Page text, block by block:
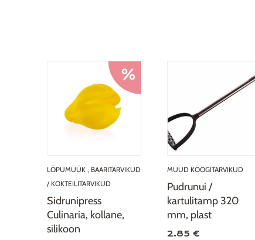
LÕPUMÜÜK , BAARITARVIKUD
/ KOKTEILITARVIKUD
Sidrunipress
Culinaria, kollane,
silikoon
MUUD KÖÖGITARVIKUD
Pudrunui /
kartulitamp 320
mm, plast
2.85 €